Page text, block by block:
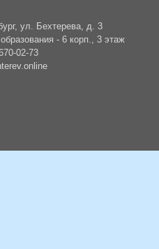
ул. Бехтерева, д. 3
- 6 корп., 3 этаж
02-73